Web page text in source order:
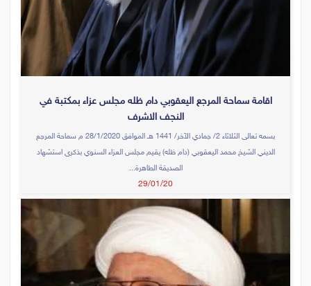
اقامة سماحة المرجع اليعقوبي دام ظله مجلس عزاء بمكتبة في
النجف الاشرف
بسمه تعالى الثلاثاء 2/ جمادي الآخر/ 1441 هـ الموافق 28/1/2020 م سماحة المرجع
الديني الشيخ محمد اليعقوبي (دام ظله) يقيم مجلس العزاء السنوي بذكرى استشهاد
الصديقة الطاهرة...
29/01/20